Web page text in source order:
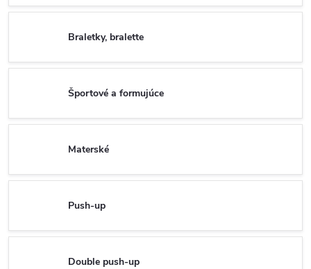
Braletky, bralette
Športové a formujúce
Materské
Push-up
Double push-up